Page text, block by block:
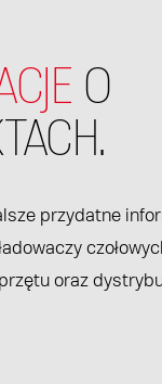
O
przydatne
oraz